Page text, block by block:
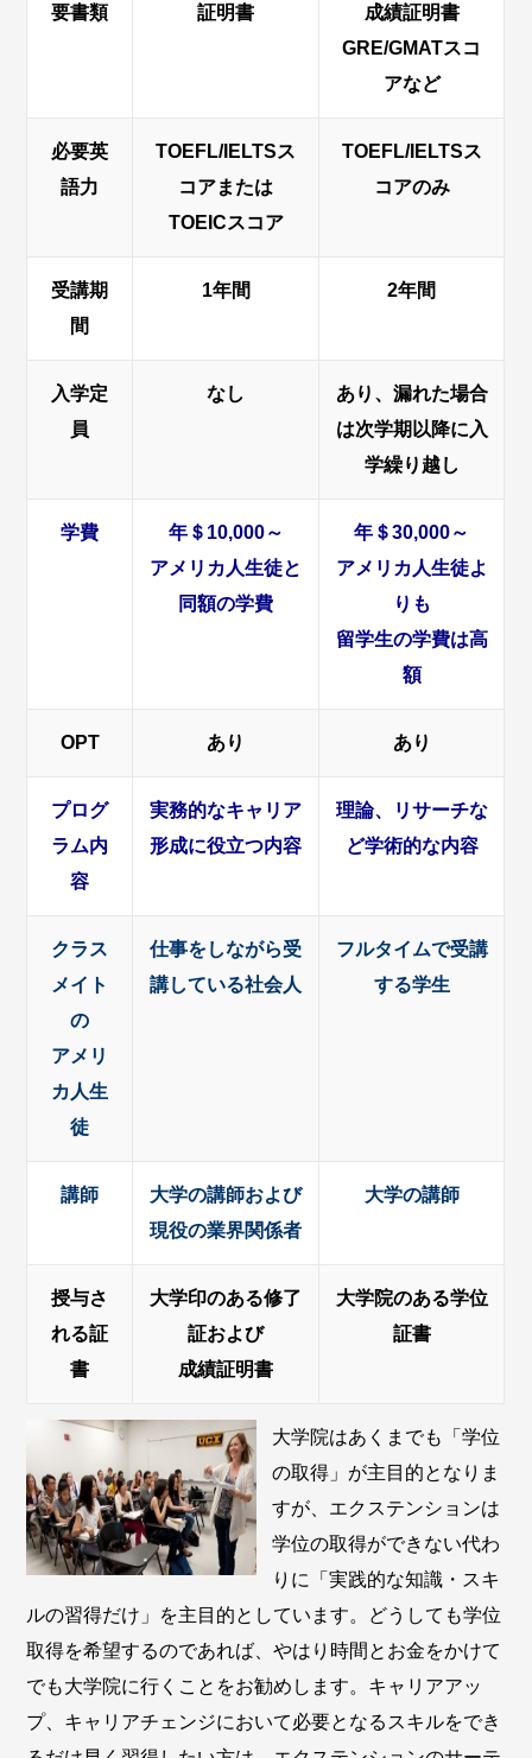
要書類
証明書
成績証明書
GRE/GMATスコ
アなど
必要英
語力
TOEFL/IELTSス
コアまたは
TOEICスコア
TOEFL/IELTSス
コアのみ
受講期
間
1年間 2年間
入学定
員
なし
あり、漏れた場合
は次学期以降に入
学繰り越し
学費
年＄10,000～
アメリカ人生徒と
同額の学費
年＄30,000～
アメリカ人生徒よ
りも
留学生の学費は高
額
OPT あり あり
プログ
ラム内
容
実務的なキャリア
形成に役立つ内容
理論、リサーチな
ど学術的な内容
クラス
メイト
の
アメリ
カ人生
徒
仕事をしながら受
講している社会人
フルタイムで受講
する学生
講師
大学の講師および
現役の業界関係者
大学の講師
授与さ
れる証
書
大学印のある修了
証および
成績証明書
大学院のある学位
証書
大学院はあくまでも「学位
の取得」が主目的となりま
すが、エクステンションは
学位の取得ができない代わ
りに「実践的な知識・スキ
ルの習得だけ」を主目的としています。どうしても学位
取得を希望するのであれば、やはり時間とお金をかけて
でも大学院に行くことをお勧めします。キャリアアッ
プ、キャリアチェンジにおいて必要となるスキルをでき